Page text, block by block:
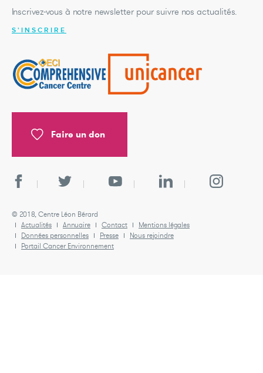
Inscrivez-vous à notre newsletter pour suivre nos actualités.
S'INSCRIRE
Faire un don
© 2018, Centre Léon Bérard
Actualités
Annuaire Contact
Mentions légales
Données personnelles
Presse
Nous rejoindre
Portail Cancer Environnement